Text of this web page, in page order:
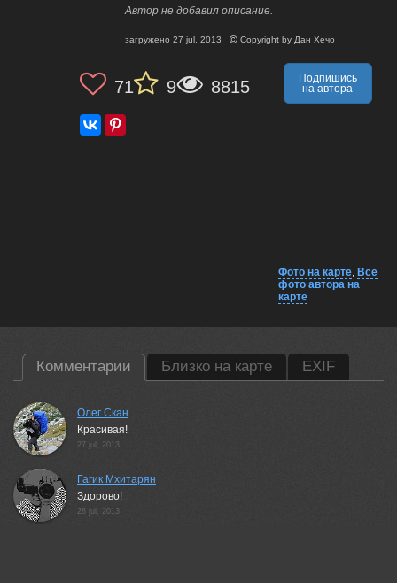
Автор не добавил описание.
загружено 27 jul, 2013 Copyright by Дан Хечо
71 9 8815
Подпишись
на автора
Фото на карте, Все
фото автора на
карте
Комментарии Близко на карте EXIF
Олег Скан
Красивая!
27 jul, 2013
Гагик Мхитарян
Здорово!
28 jul, 2013